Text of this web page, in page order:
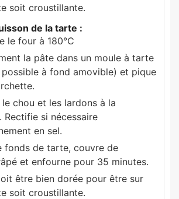
soit croustillante.
de la tarte :
le four à 180°C
la pâte dans un moule à tarte
à fond amovible) et pique
chou et les lardons à la
Rectifie si nécessaire
en sel.
fonds de tarte, couvre de
et enfourne pour 35 minutes.
être bien dorée pour être sur
soit croustillante.